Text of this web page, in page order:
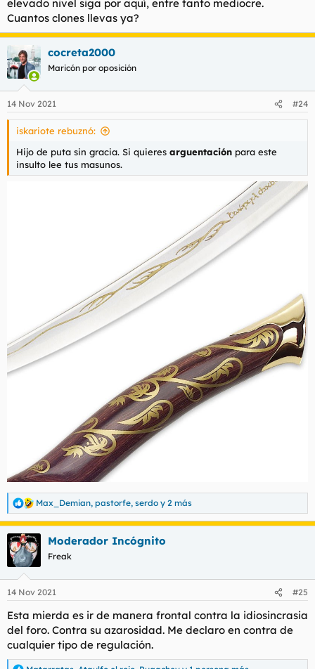
elevado nivel siga por aquí, entre tanto mediocre.
Cuantos clones llevas ya?
cocreta2000
Maricón por oposición
14 Nov 2021 #24
iskariote rebuznó:
Hijo de puta sin gracia. Si quieres arguentación para este
insulto lee tus masunos.
R
e
a
c
c
i
e
:
Max_Demian, pastorfe, serdo y 2 más
Moderador Incógnito
Freak
14 Nov 2021 #25
Esta mierda es ir de manera frontal contra la idiosincrasia
del foro. Contra su azarosidad. Me declaro en contra de
cualquier tipo de regulación.